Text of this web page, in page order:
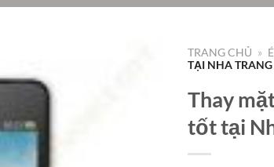
TRANG CHỦ »
TẠI NHA TRANG
Thay
tốt tại